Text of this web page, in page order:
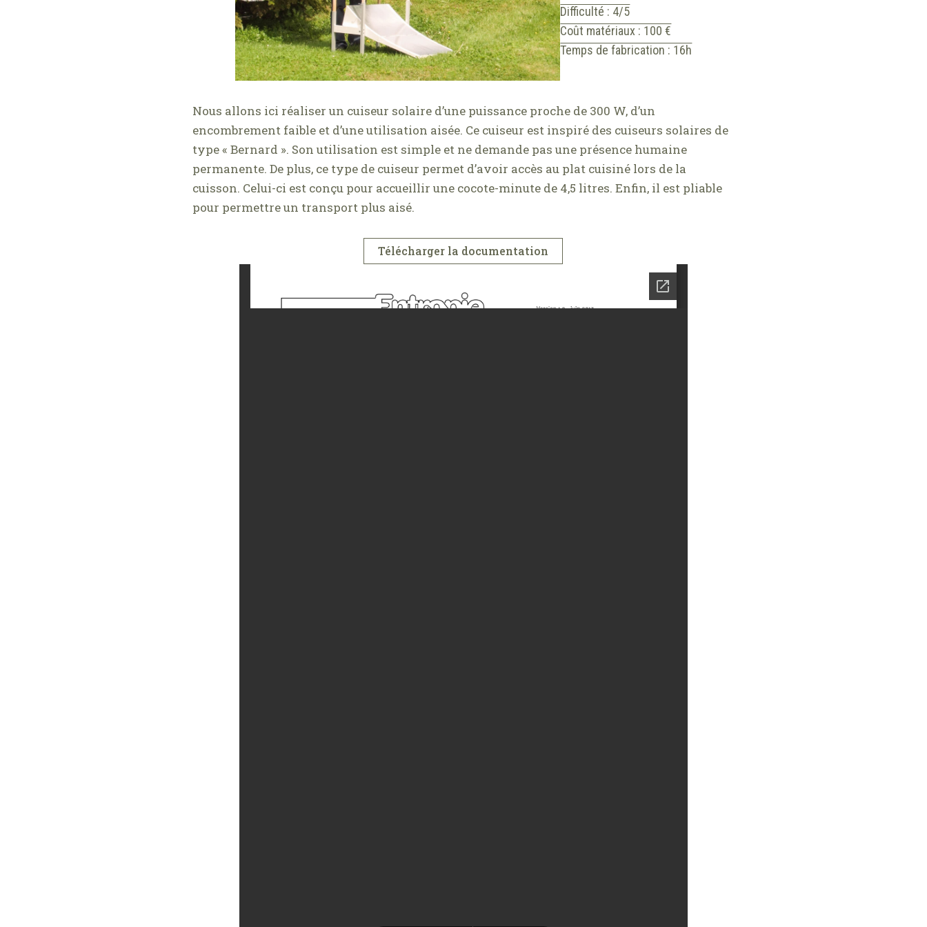
Difficulté : 4/5
Coût matériaux : 100 €
Temps de fabrication : 16h
Nous allons ici réaliser un cuiseur solaire d’une puissance proche de 300 W, d’un
encombrement faible et d’une utilisation aisée. Ce cuiseur est inspiré des cuiseurs solaires de
type « Bernard ». Son utilisation est simple et ne demande pas une présence humaine
permanente. De plus, ce type de cuiseur permet d’avoir accès au plat cuisiné lors de la
cuisson. Celui-ci est conçu pour accueillir une cocote-minute de 4,5 litres. Enfin, il est pliable
pour permettre un transport plus aisé.
Télécharger la documentation